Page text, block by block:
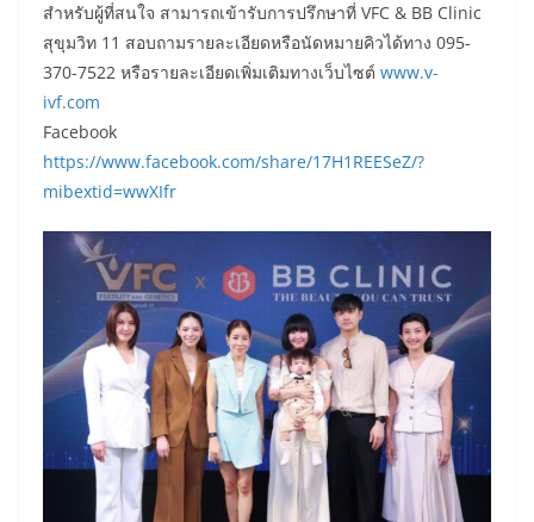
สำหรับผู้ที่สนใจ สามารถเข้ารับการปรึกษาที่ VFC & BB Clinic
สุขุมวิท 11 สอบถามรายละเอียดหรือนัดหมายคิวได้ทาง 095-
370-7522 หรือรายละเอียดเพิ่มเติมทางเว็บไซต์ www.v-
ivf.com
Facebook
https://www.facebook.com/share/17H1REESeZ/?
mibextid=wwXIfr